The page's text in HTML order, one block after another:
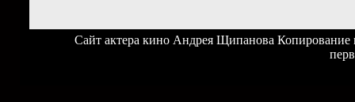
Сайт актера кино Андрея Щипанова Копирование